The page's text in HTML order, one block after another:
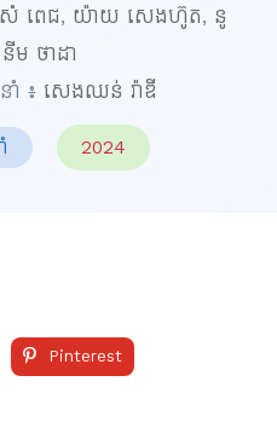
សំ​ ពេជ, យ៉ាយ សេងហ៊ូត, នូ​
នីម ថាដា
ាំ ៖ សេងឈន់ រ៉ាឌី
2024
Pinterest